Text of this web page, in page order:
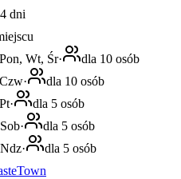
dni
Pon, Wt, Śr·
dla 10 osób
Czw·
dla 10 osób
Pt·
dla 5 osób
Sob·
dla 5 osób
Ndz·
dla 5 osób